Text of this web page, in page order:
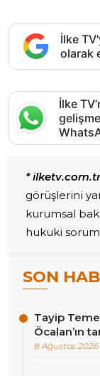
İlke
olarak
İlke
*
görüşlerini
kurumsal
hukuki
SON
Tayip
Öcalan’ın
8 Ağustos 2026